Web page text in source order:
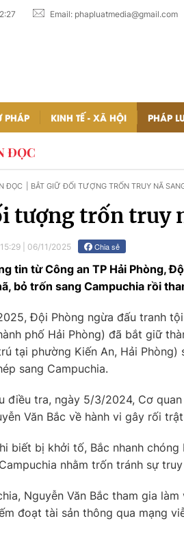
Email: phapluatmedia@gmail.com
PHÁP KINH TẾ - XÃ HỘI PHÁP
ĐỌC
ĐỌC
| BẮT GIỮ ĐỐI TƯỢNG TRỐN TRUY NÃ
tượng trốn truy
15:29 06/11/2025 Chia sẻ
tin từ Công an TP Hải Phòng,
bỏ trốn sang Campuchia rồi
Đội Phòng ngừa đấu tranh
phố Hải Phòng) đã bắt giữ
tại phường Kiến An, Hải
sang Campuchia.
điều tra, ngày 5/3/2024, Cơ
Văn Bắc về hành vi gây rối
biết bị khởi tố, Bắc nhanh
nhằm trốn tránh sự
Nguyễn Văn Bắc tham gia
đoạt tài sản thông qua mạng